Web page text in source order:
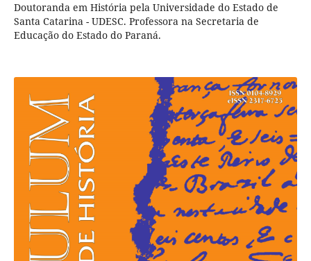
Doutoranda em História pela Universidade do Estado de
Santa Catarina - UDESC. Professora na Secretaria de
Educação do Estado do Paraná.